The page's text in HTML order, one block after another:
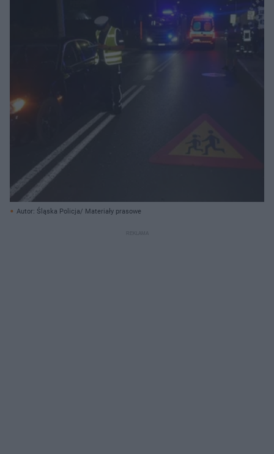
Autor: Śląska Policja/ Materiały prasowe